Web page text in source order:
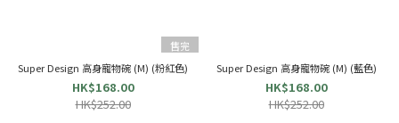
售完
Super Design 高身寵物碗 (M) (粉紅色)
HK$168.00
HK$252.00
Super Design 高身寵物碗 (M) (藍色)
HK$168.00
HK$252.00